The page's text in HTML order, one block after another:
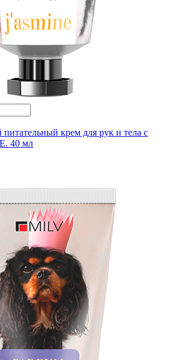
крем для рук и тела с
40 мл